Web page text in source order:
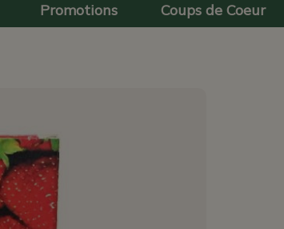
Promotions Coups de Coeur